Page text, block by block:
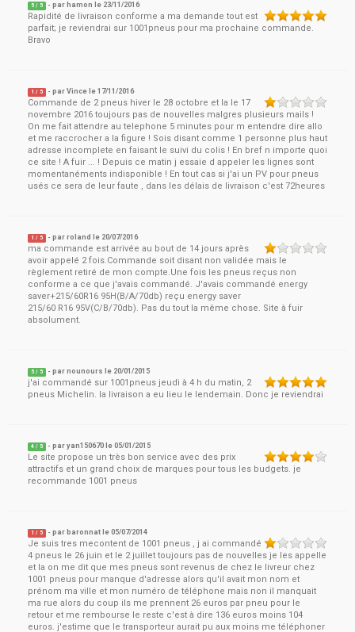
5 / 5 - par hamon le 23/11/2016
Rapidité de livraison conforme a ma demande tout est
parfait; je reviendrai sur 1001pneus pour ma prochaine commande.
Bravo
1 / 5 - parVince le17/11/2016
Commande de 2 pneus hiver le 28 octobre et la le 17
novembre 2016 toujours pas de nouvelles malgres plusieurs mails !
On me fait attendre au telephone 5 minutes pour m entendre dire allo
et me raccrocher a la figure ! Sois disant comme 1 personne plus haut
adresse incomplete en faisant le suivi du colis ! En bref n importe quoi
ce site ! A fuir ... ! Depuis ce matin j essaie d appeler les lignes sont
momentanéments indisponible ! En tout cas si j'ai un PV pour pneus
usés ce sera de leur faute , dans les délais de livraison c'est 72heures
1 / 5 - parroland le 20/07/2016
ma commande est arrivée au bout de 14 jours après
avoir appelé 2 fois.Commande soit disant non validée mais le
règlement retiré de mon compte.Une fois les pneus reçus non
conforme a ce que j'avais commandé. J'avais commandé energy
saver+215/60R16 95H(B/A/70db) reçu energy saver
215/60 R16 95V(C/B/70db). Pas du tout la même chose. Site à fuir
absolument.
5 / 5 - parnounours le 20/01/2015
j'ai commandé sur 1001pneus jeudi à 4 h du matin, 2
pneus Michelin. la livraison a eu lieu le lendemain. Donc je reviendrai
4 / 5 - paryan150670 le05/01/2015
Le site propose un très bon service avec des prix
attractifs et un grand choix de marques pour tous les budgets. je
recommande 1001 pneus
1 / 5 - par baronnat le05/07/2014
Je suis tres mecontent de 1001 pneus , j ai commandé
4 pneus le 26 juin et le 2 juillet toujours pas de nouvelles je les appelle
et la on me dit que mes pneus sont revenus de chez le livreur chez
1001 pneus pour manque d'adresse alors qu'il avait mon nom et
prénom ma ville et mon numéro de téléphone mais non il manquait
ma rue alors du coup ils me prennent 26 euros par pneu pour le
retour et me rembourse le reste c'est à dire 136 euros moins 104
euros. j'estime que le transporteur aurait pu aux moins me téléphoner